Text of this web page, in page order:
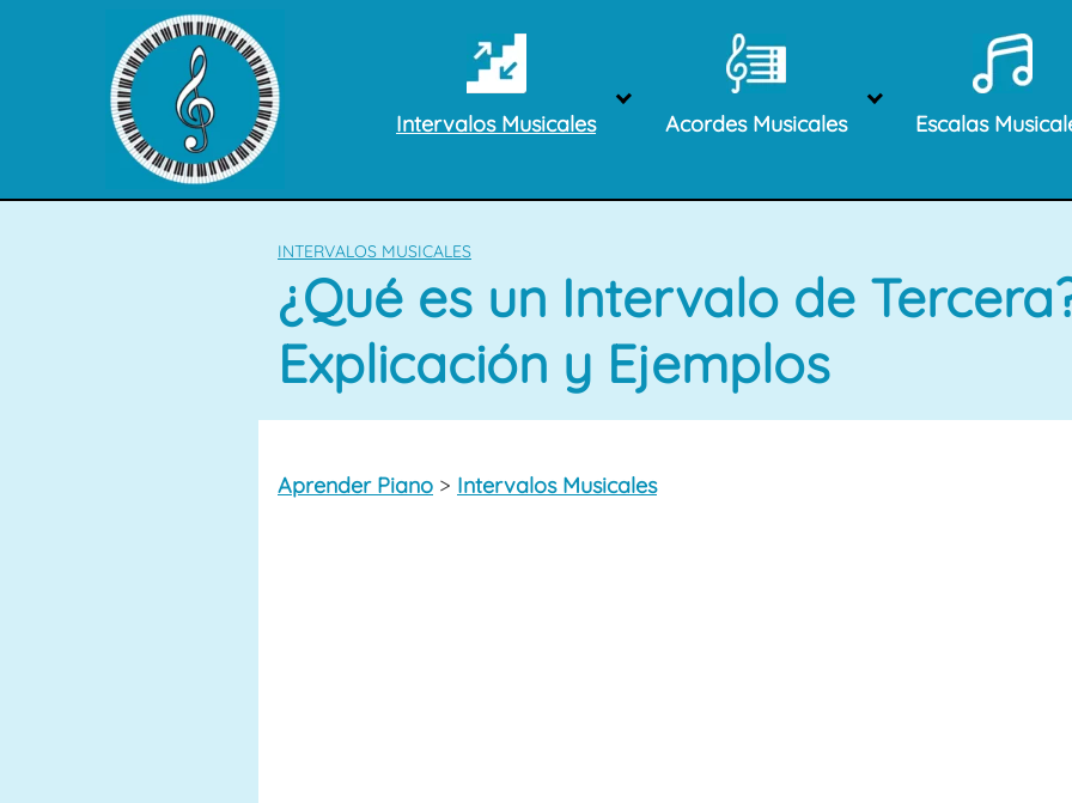
Intervalos Musicales Acordes Musicales Escalas
INTERVALOS MUSICALES
¿Qué es un Intervalo de
Explicación y Ejemplos
Aprender Piano > Intervalos Musicales